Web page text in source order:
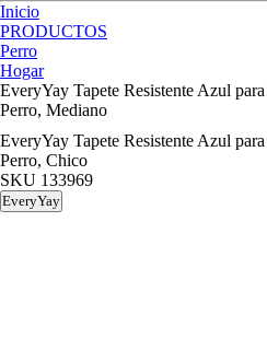
Inicio
PRODUCTOS
Perro
Hogar
EveryYay Tapete Resistente Azul
Perro, Mediano
EveryYay Tapete Resistente Azul
Perro, Chico
SKU 133969
EveryYay